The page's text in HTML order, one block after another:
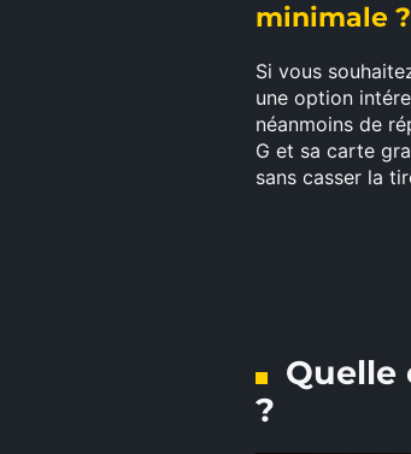
minimale ?
Si vous
une option
néanmoins de
G et sa carte
sans casser la
Quelle
?